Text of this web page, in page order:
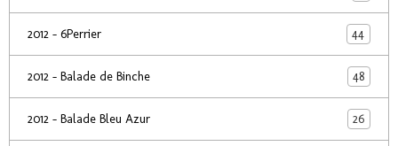
2012 - 6Perrier 44
2012 - Balade de Binche 48
2012 - Balade Bleu Azur 26